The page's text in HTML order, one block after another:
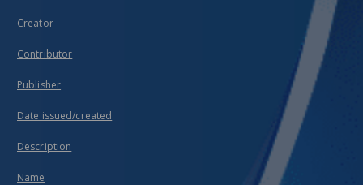
Creator
Contributor
Publisher
Date issued/created
Description
Name